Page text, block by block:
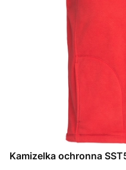
Kamizelka ochronna